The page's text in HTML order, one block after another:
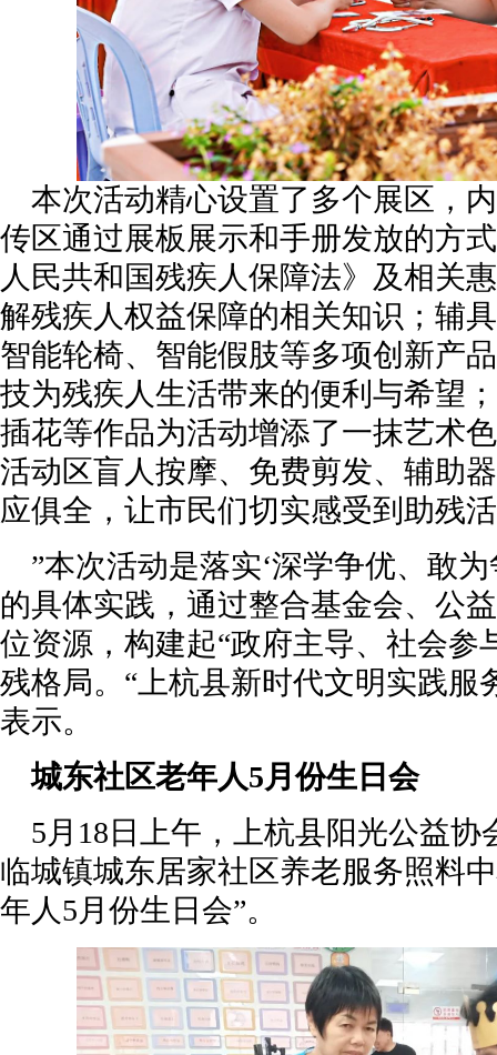
本次活动精心设置了多个展区，
传区通过展板展示和手册发放的方
人民共和国残疾人保障法》及相关
解残疾人权益保障的相关知识；辅
智能轮椅、智能假肢等多项创新产
技为残疾人生活带来的便利与希望
插花等作品为活动增添了一抹艺术
活动区盲人按摩、免费剪发、辅助
应俱全，让市民们切实感受到助残
”本次活动是落实‘深学争优、敢
的具体实践，通过整合基金会、公
位资源，构建起“政府主导、社会参
残格局。“ 上杭县新时代文明实践
表示。
城东社区老年人5月份生日会
5月18日上午，上杭县阳光公益协
临城镇城东居家社区养老服务照料
年人5月份生日会”。